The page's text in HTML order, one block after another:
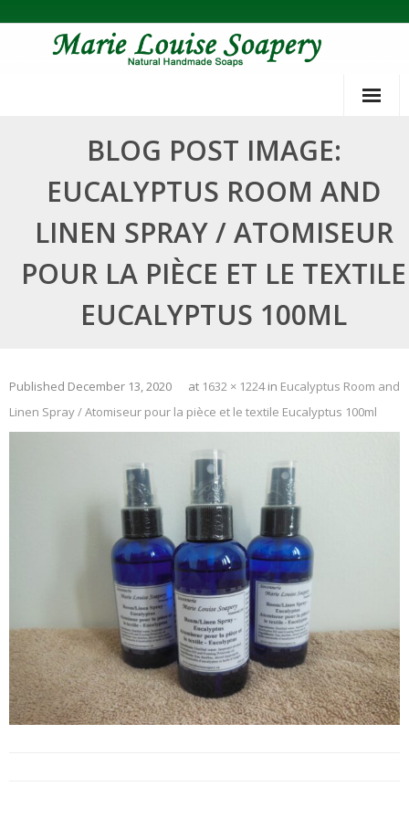
BLOG POST IMAGE:
EUCALYPTUS ROOM AND
LINEN SPRAY / ATOMISEUR
POUR LA PIÈCE ET LE TEXTILE
EUCALYPTUS 100ML
Published December 13, 2020 at 1632 × 1224in Eucalyptus Room and
Linen Spray / Atomiseur pour la pièce et le textile Eucalyptus 100ml